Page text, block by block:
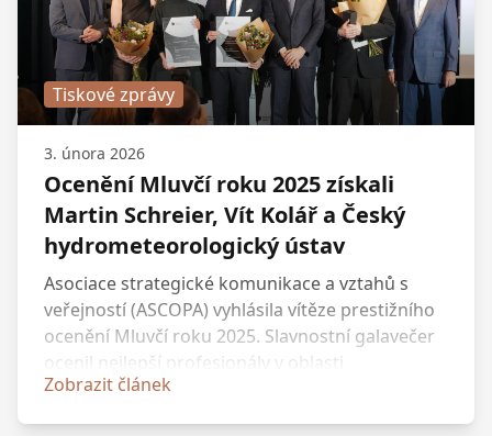
Tiskové zprávy
3. února 2026
Ocenění Mluvčí roku 2025 získali
Martin Schreier, Vít Kolář a Český
hydrometeorologický ústav
Asociace strategické komunikace a vztahů s
veřejností (ASCOPA) vyhlásila vítěze prestižního
ocenění Mluvčí roku 2025. Slavnostní galavečer
ocenil nejlepší profesionály v oblasti
komunikace ve třech hlavních kategoriích –
Zobrazit článek